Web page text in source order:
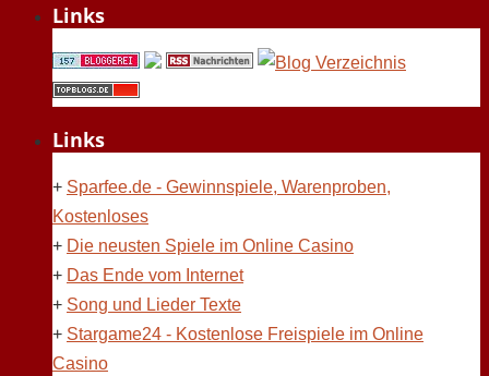
Links
Links
+ Sparfee.de - Gewinnspiele, Warenproben,
Kostenloses
+ Die neusten Spiele im Online Casino
+ Das Ende vom Internet
+ Song und Lieder Texte
+ Stargame24 - Kostenlose Freispiele im Online
Casino